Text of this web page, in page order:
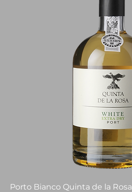
Porto Bianco Quinta de la Rosa